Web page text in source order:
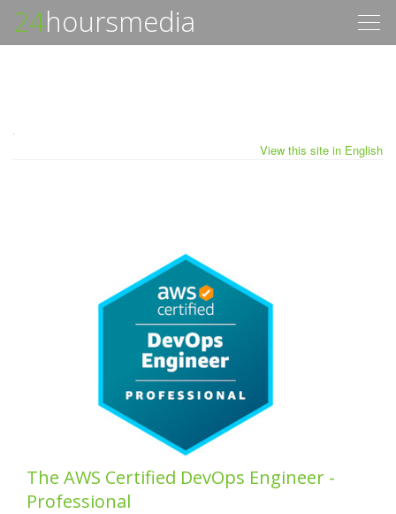
24hoursmedia
View this site in English
The AWS Certified DevOps Engineer -
Professional